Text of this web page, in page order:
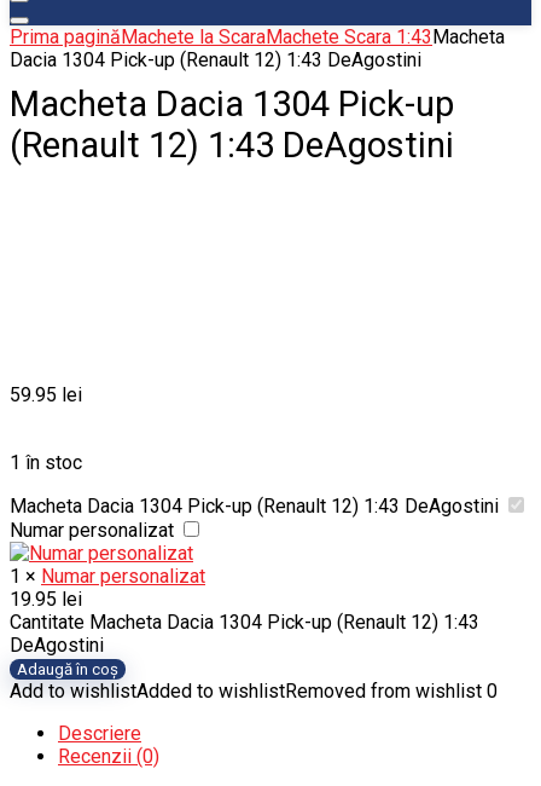
Prima paginăMachete la ScaraMachete Scara 1:43Macheta
Dacia 1304 Pick-up (Renault 12) 1:43 DeAgostini
Macheta Dacia 1304 Pick-up
(Renault 12) 1:43 DeAgostini
59.95 lei
1 în stoc
Macheta Dacia 1304 Pick-up (Renault 12) 1:43 DeAgostini
Numar personalizat
1 × Numar personalizat
19.95 lei
Cantitate Macheta Dacia 1304 Pick-up (Renault 12) 1:43
DeAgostini
Adaugă în coș
Add to wishlistAdded to wishlistRemoved from wishlist 0
Descriere
Recenzii (0)